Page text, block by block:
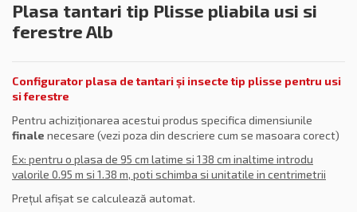
Plasa tantari tip Plisse pliabila usi si
ferestre Alb
Configurator plasa de tantariși insecte tip plisse pentru usi
si ferestre
Pentru achiziționarea acestui produs specifica dimensiunile
finale necesare (vezi poza din descriere cum se masoara corect)
Ex: pentru o plasa de 95 cm latime si 138 cm inaltime introdu
valorile 0.95 m si 1.38 m, poti schimba si unitatile in centrimetrii
Prețul afișat se calculează automat.